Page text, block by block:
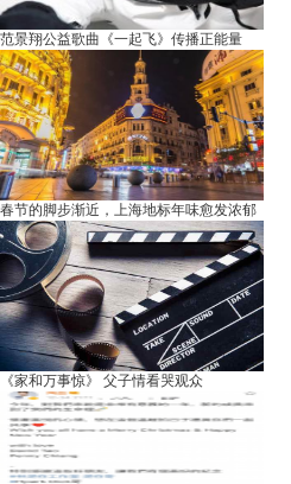
范景翔公益歌曲《一起飞》传播正能量
春节的脚步渐近，上海地标年味愈发浓郁
《家和万事惊》 父子情看哭观众